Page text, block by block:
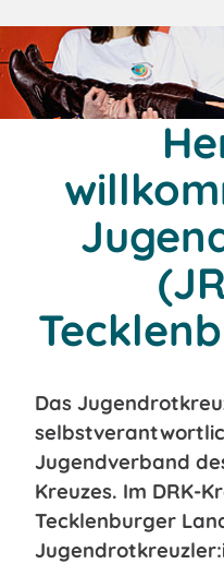
Das
Jugendverband
Kreuzes. Im DRK-
Tecklenburger